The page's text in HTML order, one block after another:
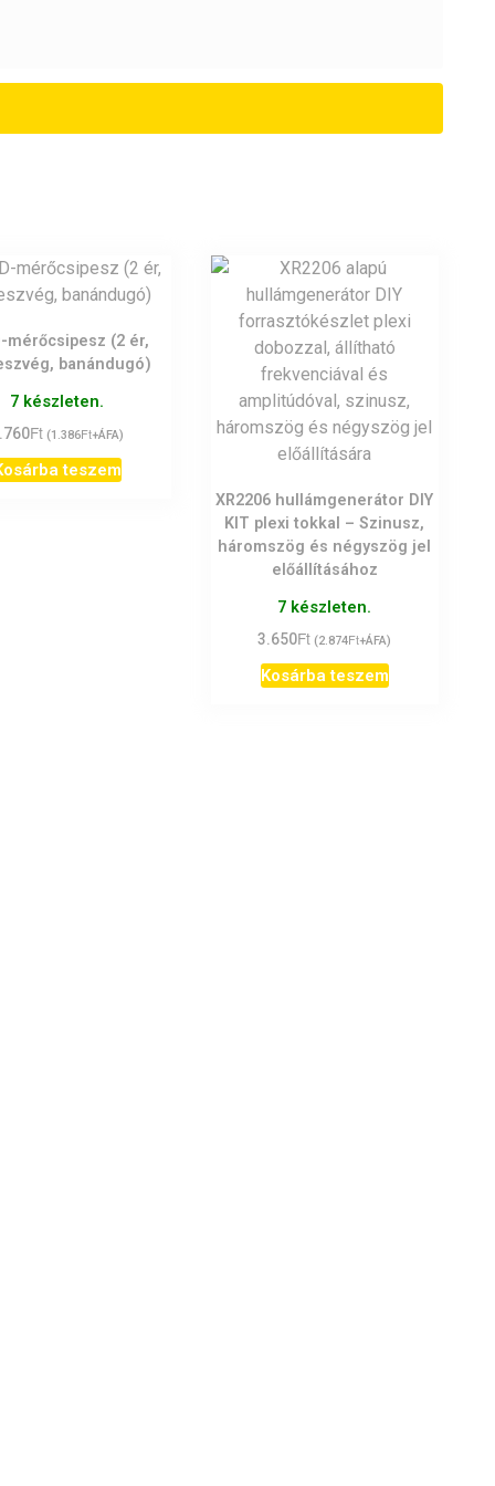
mérőcsipesz (2 ér,
banándugó)
7 készleten.
Ft (1.386Ft+ÁFA)
teszem
XR2206 hullámgenerátor DIY
KIT plexi tokkal – Szinusz,
háromszög és négyszög jel
előállításához
7 készleten.
3.650Ft (2.874Ft+ÁFA)
Kosárba teszem